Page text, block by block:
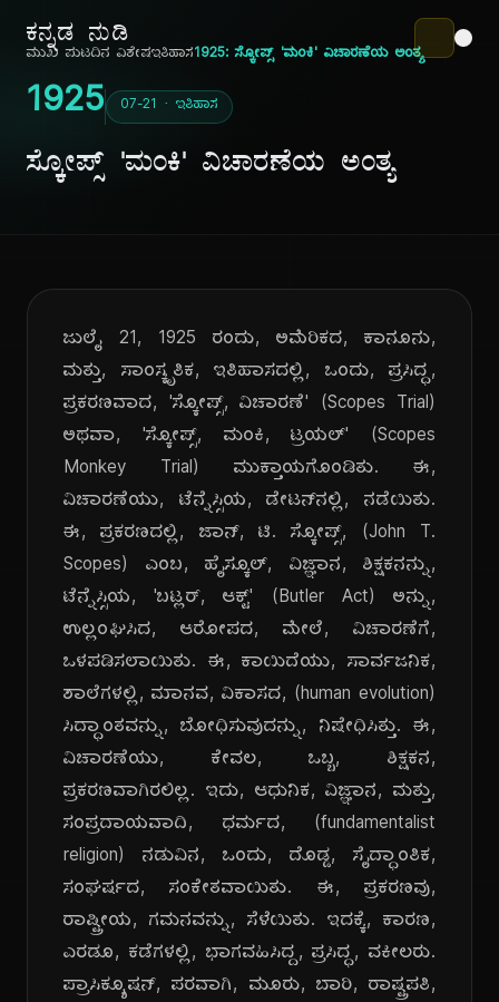
ಕನ್ನಡ ನುಡಿ
ಮುಖ ಪುಟದಿನ ವಿಶೇಷಇತಿಹಾಸ1925: ಸ್ಕೋಪ್ಸ್ 'ಮಂಕಿ' ವಿಚಾರಣೆಯ ಅಂತ್ಯ
1925 07-21 · ಇತಿಹಾಸ
ಸ್ಕೋಪ್ಸ್ 'ಮಂಕಿ' ವಿಚಾರಣೆಯ ಅಂತ್ಯ
ಜುಲೈ 21, 1925 ರಂದು, ಅಮೆರಿಕದ, ಕಾನೂನು,
ಮತ್ತು, ಸಾಂಸ್ಕೃತಿಕ, ಇತಿಹಾಸದಲ್ಲಿ, ಒಂದು, ಪ್ರಸಿದ್ಧ,
ಪ್ರಕರಣವಾದ, 'ಸ್ಕೋಪ್ಸ್, ವಿಚಾರಣೆ' (Scopes Trial)
ಅಥವಾ, 'ಸ್ಕೋಪ್ಸ್, ಮಂಕಿ, ಟ್ರಯಲ್' (Scopes
Monkey Trial) ಮುಕ್ತಾಯಗೊಂಡಿತು. ಈ,
ವಿಚಾರಣೆಯು, ಟೆನ್ನೆಸ್ಸಿಯ, ಡೇಟನ್‌ನಲ್ಲಿ, ನಡೆಯಿತು.
ಈ, ಪ್ರಕರಣದಲ್ಲಿ, ಜಾನ್, ಟಿ. ಸ್ಕೋಪ್ಸ್, (John T.
Scopes) ಎಂಬ, ಹೈಸ್ಕೂಲ್, ವಿಜ್ಞಾನ, ಶಿಕ್ಷಕನನ್ನು,
ಟೆನ್ನೆಸ್ಸಿಯ, 'ಬಟ್ಲರ್, ಆಕ್ಟ್' (Butler Act) ಅನ್ನು,
ಉಲ್ಲಂಘಿಸಿದ, ಆರೋಪದ, ಮೇಲೆ, ವಿಚಾರಣೆಗೆ,
ಒಳಪಡಿಸಲಾಯಿತು. ಈ, ಕಾಯಿದೆಯು, ಸಾರ್ವಜನಿಕ,
ಶಾಲೆಗಳಲ್ಲಿ, ಮಾನವ, ವಿಕಾಸದ, (human evolution)
ಸಿದ್ಧಾಂತವನ್ನು, ಬೋಧಿಸುವುದನ್ನು, ನಿಷೇಧಿಸಿತ್ತು. ಈ,
ವಿಚಾರಣೆಯು, ಕೇವಲ, ಒಬ್ಬ, ಶಿಕ್ಷಕನ,
ಪ್ರಕರಣವಾಗಿರಲಿಲ್ಲ. ಇದು, ಆಧುನಿಕ, ವಿಜ್ಞಾನ, ಮತ್ತು,
ಸಂಪ್ರದಾಯವಾದಿ, ಧರ್ಮದ, (fundamentalist
religion) ನಡುವಿನ, ಒಂದು, ದೊಡ್ಡ, ಸೈದ್ಧಾಂತಿಕ,
ಸಂಘರ್ಷದ, ಸಂಕೇತವಾಯಿತು. ಈ, ಪ್ರಕರಣವು,
ರಾಷ್ಟ್ರೀಯ, ಗಮನವನ್ನು, ಸೆಳೆಯಿತು. ಇದಕ್ಕೆ, ಕಾರಣ,
ಎರಡೂ, ಕಡೆಗಳಲ್ಲಿ, ಭಾಗವಹಿಸಿದ್ದ, ಪ್ರಸಿದ್ಧ, ವಕೀಲರು.
ಪ್ರಾಸಿಕ್ಯೂಷನ್, ಪರವಾಗಿ, ಮೂರು, ಬಾರಿ, ರಾಷ್ಟ್ರಪತಿ,